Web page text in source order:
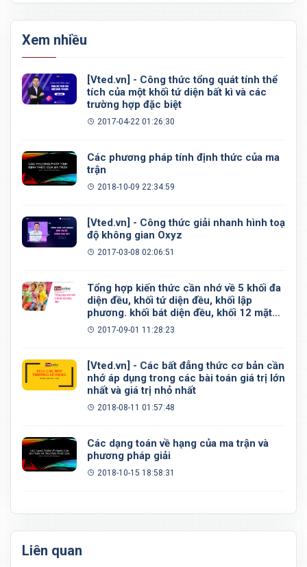
Xem nhiều
[Vted.vn] - Công thức tổng quát tính thể
tích của một khối tứ diện bất kì và các
trường hợp đặc biệt
2017-04-22 01:26:30
Các phương pháp tính định thức của ma
trận
2018-10-09 22:34:59
[Vted.vn] - Công thức giải nhanh hình toạ
độ không gian Oxyz
2017-03-08 02:06:51
Tổng hợp kiến thức cần nhớ về 5 khối đa
diện đều, khối tứ diện đều, khối lập
phương. khối bát diện đều, khối 12 mặt
đều, khối 20 mặt đều
2017-09-01 11:28:23
[Vted.vn] - Các bất đẳng thức cơ bản cần
nhớ áp dụng trong các bài toán giá trị lớn
nhất và giá trị nhỏ nhất
2018-08-11 01:57:48
Các dạng toán về hạng của ma trận và
phương pháp giải
2018-10-15 18:58:31
Liên quan